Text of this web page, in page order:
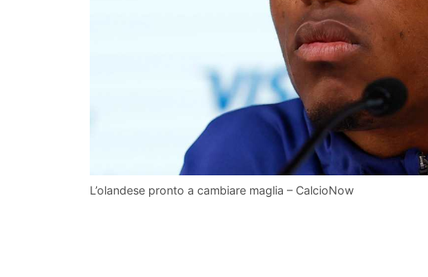
L’olandese pronto a cambiare maglia – CalcioNow